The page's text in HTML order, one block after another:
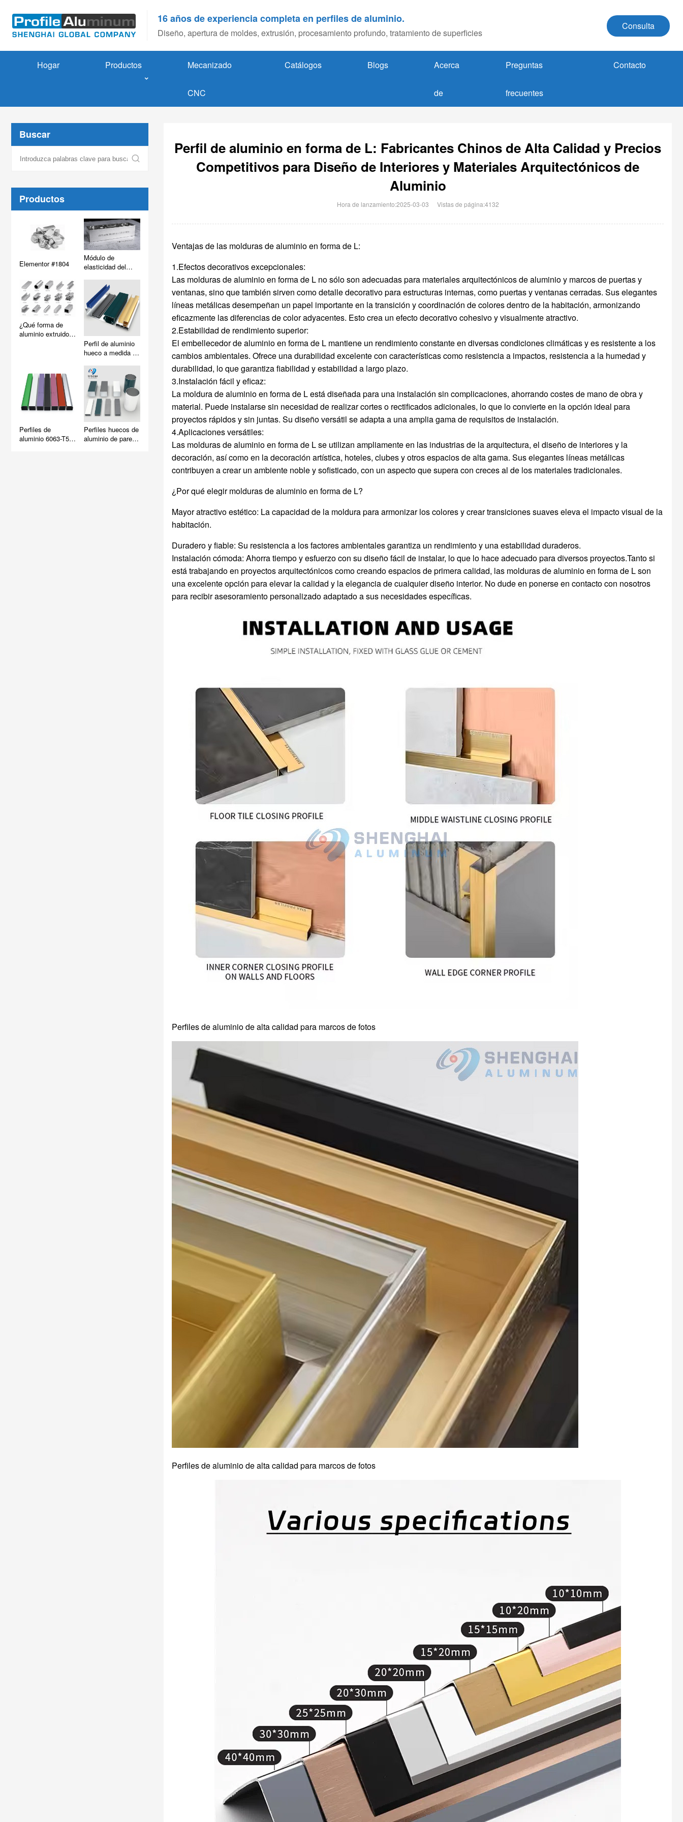
16 años de experiencia completa en perfiles de aluminio.
Diseño, apertura de moldes, extrusión, procesamiento profundo, tratamiento de superficies
Consulta
Hogar Productos Mecanizado
CNC
Catálogos Blogs Acerca
de
Preguntas
frecuentes
Contacto
Buscar
Productos
Elementor #1804
Módulo de
elasticidad del
de Young)
¿Qué forma de
aluminio extruido
Perfil de aluminio
hueco a medida |
fábrica y fabricante
Perfiles de
aluminio 6063-T5
Perfiles huecos de
aluminio de pared
Perfil de aluminio en forma de L: Fabricantes Chinos de Alta Calidad y Precios
Competitivos para Diseño de Interiores y Materiales Arquitectónicos de
Aluminio
Hora de lanzamiento:2025-03-03 Vistas de página:4132
Ventajas de las molduras de aluminio en forma de L:
1.Efectos decorativos excepcionales:
Las molduras de aluminio en forma de L no sólo son adecuadas para materiales arquitectónicos de aluminio y marcos de puertas y
ventanas, sino que también sirven como detalle decorativo para estructuras internas, como puertas y ventanas cerradas. Sus elegantes
líneas metálicas desempeñan un papel importante en la transición y coordinación de colores dentro de la habitación, armonizando
eficazmente las diferencias de color adyacentes. Esto crea un efecto decorativo cohesivo y visualmente atractivo.
2.Estabilidad de rendimiento superior:
El embellecedor de aluminio en forma de L mantiene un rendimiento constante en diversas condiciones climáticas y es resistente a los
cambios ambientales. Ofrece una durabilidad excelente con características como resistencia a impactos, resistencia a la humedad y
durabilidad, lo que garantiza fiabilidad y estabilidad a largo plazo.
3.Instalación fácil y eficaz:
La moldura de aluminio en forma de L está diseñada para una instalación sin complicaciones, ahorrando costes de mano de obra y
material. Puede instalarse sin necesidad de realizar cortes o rectificados adicionales, lo que lo convierte en la opción ideal para
proyectos rápidos y sin juntas. Su diseño versátil se adapta a una amplia gama de requisitos de instalación.
4.Aplicaciones versátiles:
Las molduras de aluminio en forma de L se utilizan ampliamente en las industrias de la arquitectura, el diseño de interiores y la
decoración, así como en la decoración artística, hoteles, clubes y otros espacios de alta gama. Sus elegantes líneas metálicas
contribuyen a crear un ambiente noble y sofisticado, con un aspecto que supera con creces al de los materiales tradicionales.
¿Por qué elegir molduras de aluminio en forma de L?
Mayor atractivo estético: La capacidad de la moldura para armonizar los colores y crear transiciones suaves eleva el impacto visual de la
habitación.
Duradero y fiable: Su resistencia a los factores ambientales garantiza un rendimiento y una estabilidad duraderos.
Instalación cómoda: Ahorra tiempo y esfuerzo con su diseño fácil de instalar, lo que lo hace adecuado para diversos proyectos.Tanto si
está trabajando en proyectos arquitectónicos como creando espacios de primera calidad, las molduras de aluminio en forma de L son
una excelente opción para elevar la calidad y la elegancia de cualquier diseño interior. No dude en ponerse en contacto con nosotros
para recibir asesoramiento personalizado adaptado a sus necesidades específicas.
Perfiles de aluminio de alta calidad para marcos de fotos
Perfiles de aluminio de alta calidad para marcos de fotos